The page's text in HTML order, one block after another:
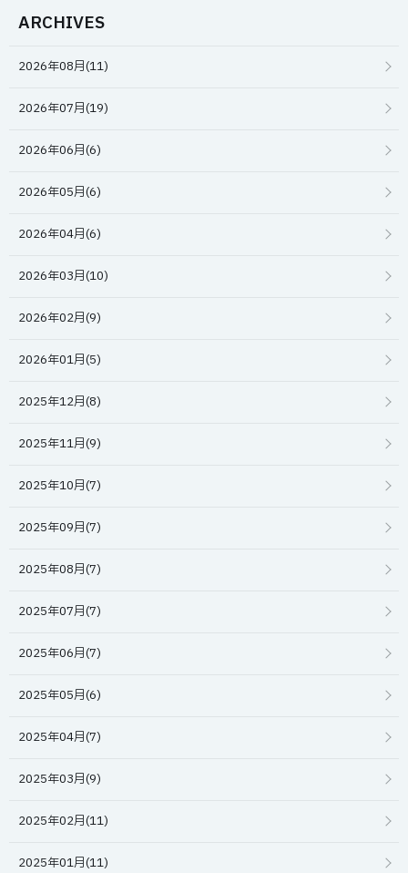
ARCHIVES
2026年08月(11)
2026年07月(19)
2026年06月(6)
2026年05月(6)
2026年04月(6)
2026年03月(10)
2026年02月(9)
2026年01月(5)
2025年12月(8)
2025年11月(9)
2025年10月(7)
2025年09月(7)
2025年08月(7)
2025年07月(7)
2025年06月(7)
2025年05月(6)
2025年04月(7)
2025年03月(9)
2025年02月(11)
2025年01月(11)